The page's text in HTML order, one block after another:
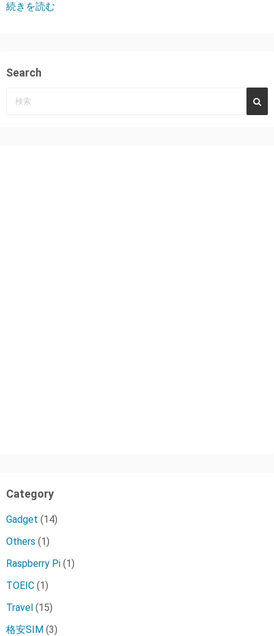
続きを読む
Search
Category
Gadget (14)
Others (1)
Raspberry Pi (1)
TOEIC (1)
Travel (15)
格安SIM (3)